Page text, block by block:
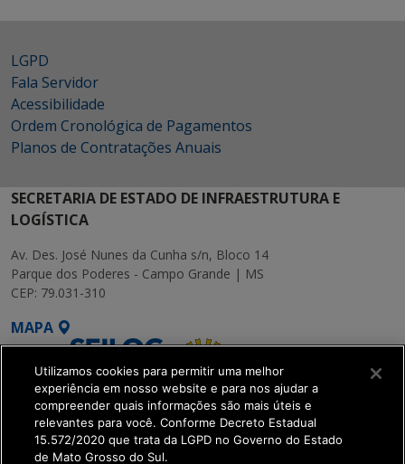
LGPD
Fala Servidor
Acessibilidade
Ordem Cronológica de Pagamentos
Planos de Contratações Anuais
SECRETARIA DE ESTADO DE INFRAESTRUTURA E
LOGÍSTICA
Av. Des. José Nunes da Cunha s/n, Bloco 14
Parque dos Poderes - Campo Grande | MS
CEP: 79.031-310
MAPA
SETDIG | Secretaria-
Utilizamos cookies para permitir uma melhor
experiência em nosso website e para nos ajudar a
compreender quais informações são mais úteis e
relevantes para você. Conforme Decreto Estadual
15.572/2020 que trata da LGPD no Governo do Estado
de Mato Grosso do Sul.